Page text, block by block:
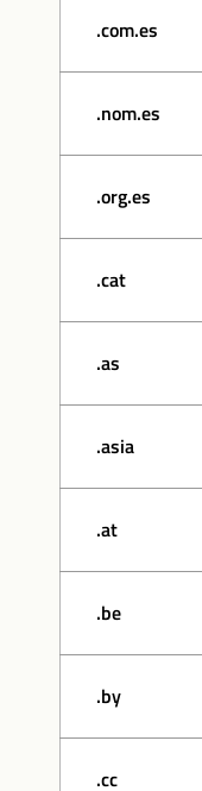
.com.es
.nom.es
.org.es
.cat
.as
.asia
.at
.be
.by
.cc